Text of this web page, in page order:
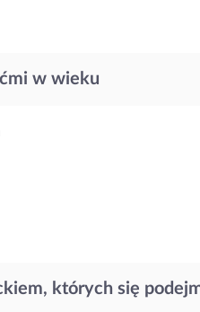
w wieku
których się